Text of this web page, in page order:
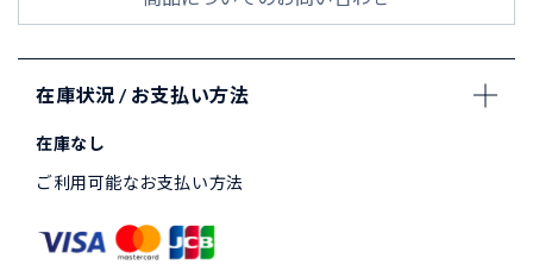
在庫状況 / お支払い方法
在庫なし
ご利用可能なお支払い方法